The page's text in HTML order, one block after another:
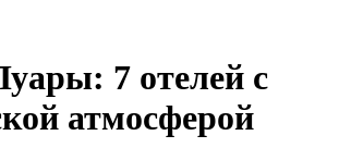
7 отелей с
атмосферой